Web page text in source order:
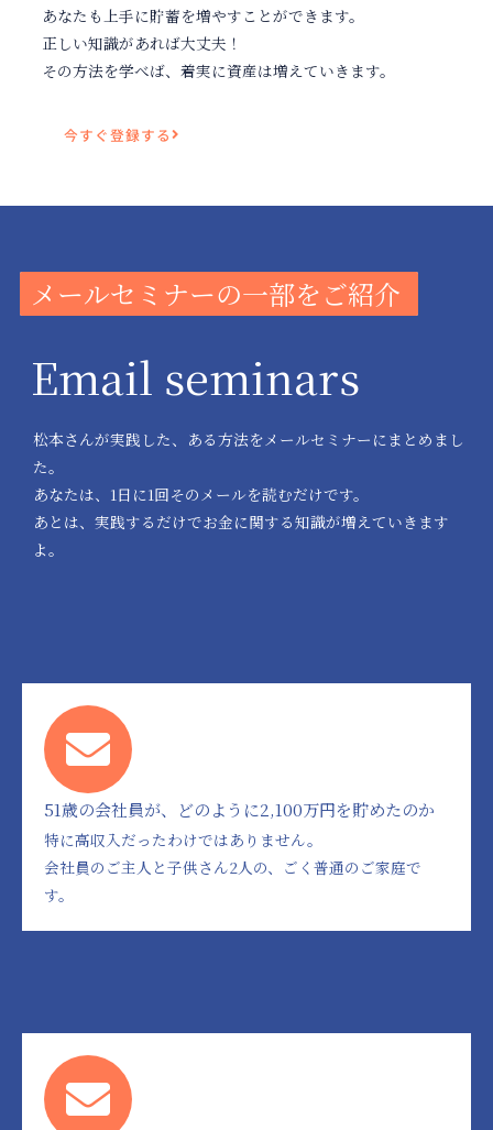
あなたも上手に貯蓄を増やすことができます。
正しい知識があれば大丈夫！
その方法を学べば、着実に資産は増えていきます。
今すぐ登録する
メールセミナーの一部をご紹介
Email seminars
松本さんが実践した、ある方法をメールセミナーにまとめまし
た。
あなたは、1日に1回そのメールを読むだけです。
あとは、実践するだけでお金に関する知識が増えていきます
よ。
51歳の会社員が、どのように2,100万円を貯めたのか
特に高収入だったわけではありません。
会社員のご主人と子供さん2人の、ごく普通のご家庭で
す。